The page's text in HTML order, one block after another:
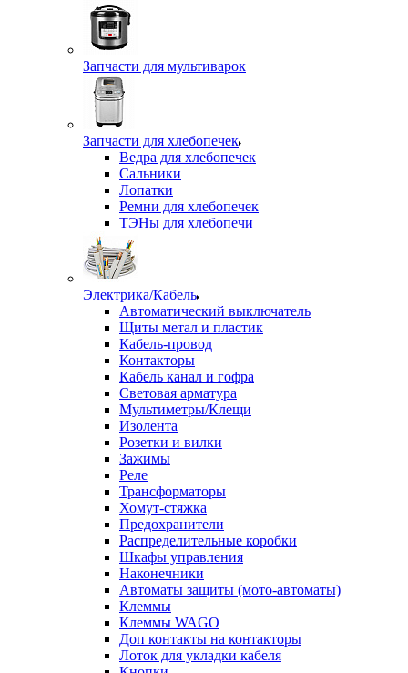
Запчасти для мультиварок
Запчасти для хлебопечек
Ведра для хлебопечек
Сальники
Лопатки
Ремни для хлебопечек
ТЭНы для хлебопечи
Электрика/Кабель
Автоматический выключатель
Щиты метал и пластик
Кабель-провод
Контакторы
Кабель канал и гофра
Световая арматура
Мультиметры/Клещи
Изолента
Розетки и вилки
Зажимы
Реле
Трансформаторы
Хомут-стяжка
Предохранители
Распределительные коробки
Шкафы управления
Наконечники
Автоматы защиты (мото-автоматы)
Клеммы
Клеммы WAGO
Доп контакты на контакторы
Лоток для укладки кабеля